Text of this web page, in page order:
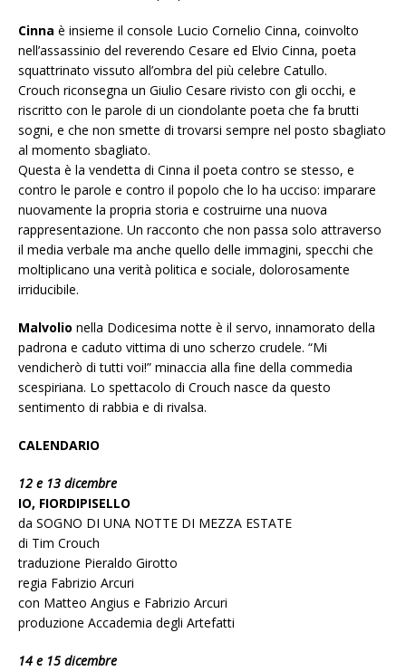
Cinna è insieme il console Lucio Cornelio Cinna, coinvolto
nell’assassinio del reverendo Cesare ed Elvio Cinna, poeta
squattrinato vissuto all’ombra del più celebre Catullo.
Crouch riconsegna un Giulio Cesare rivisto con gli occhi, e
riscritto con le parole di un ciondolante poeta che fa brutti
sogni, e che non smette di trovarsi sempre nel posto sbagliato
al momento sbagliato.
Questa è la vendetta di Cinna il poeta contro se stesso, e
contro le parole e contro il popolo che lo ha ucciso: imparare
nuovamente la propria storia e costruirne una nuova
rappresentazione. Un racconto che non passa solo attraverso
il media verbale ma anche quello delle immagini, specchi che
moltiplicano una verità politica e sociale, dolorosamente
irriducibile.
Malvolio nella Dodicesima notte è il servo, innamorato della
padrona e caduto vittima di uno scherzo crudele. “Mi
vendicherò di tutti voi!” minaccia alla fine della commedia
scespiriana. Lo spettacolo di Crouch nasce da questo
sentimento di rabbia e di rivalsa.
CALENDARIO
12 e 13 dicembre
IO, FIORDIPISELLO
da SOGNO DI UNA NOTTE DI MEZZA ESTATE
di Tim Crouch
traduzione Pieraldo Girotto
regia Fabrizio Arcuri
con Matteo Angius e Fabrizio Arcuri
produzione Accademia degli Artefatti
14 e 15 dicembre